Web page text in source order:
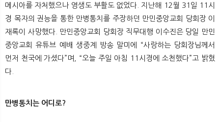
뉴 색
메시아를 자처했으나 영생도 부활도 없었다. 지난해 12월 31일 11시
경 목자의 권능을 통한 만병통치를 주장하던 만민중앙교회 당회장 이
재록이 사망했다. 만민중앙교회 당회장 직무대행 이수진은 당일 만민
중앙교회 유튜브 예배 생중계 방송 말미에 “사랑하는 당회장님께서
먼저 천국에 가셨다”며, “오늘 주일 아침 11시경에 소천했다”고 밝혔
다.
만병통치는 어디로?